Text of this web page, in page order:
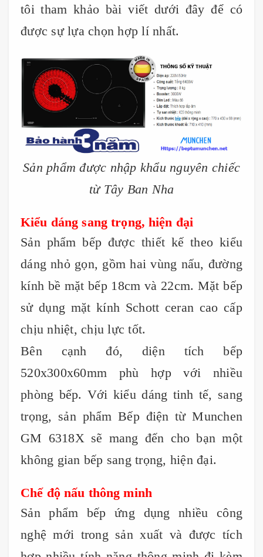
tôi tham khảo bài viết dưới đây để có
được sự lựa chọn hợp lí nhất.
Sản phẩm được nhập khẩu nguyên chiếc
từ Tây Ban Nha
Kiểu dáng sang trọng, hiện đại
Sản phẩm bếp được thiết kế theo kiểu
dáng nhỏ gọn, gồm hai vùng nấu, đường
kính bề mặt bếp 18cm và 22cm. Mặt bếp
sử dụng mặt kính Schott ceran cao cấp
chịu nhiệt, chịu lực tốt.
Bên cạnh đó, diện tích bếp
520x300x60mm phù hợp với nhiều
phòng bếp. Với kiểu dáng tinh tế, sang
trọng, sản phẩm Bếp điện từ Munchen
GM 6318X sẽ mang đến cho bạn một
không gian bếp sang trọng, hiện đại.
Chế độ nấu thông minh
Sản phẩm bếp ứng dụng nhiều công
nghệ mới trong sản xuất và được tích